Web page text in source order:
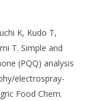
K, Kudo T,
T. Simple and
(PQQ) analysis
electrospray-
Food Chem.